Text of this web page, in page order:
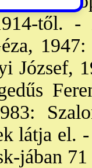
től. -
József,
látja el. -
jában